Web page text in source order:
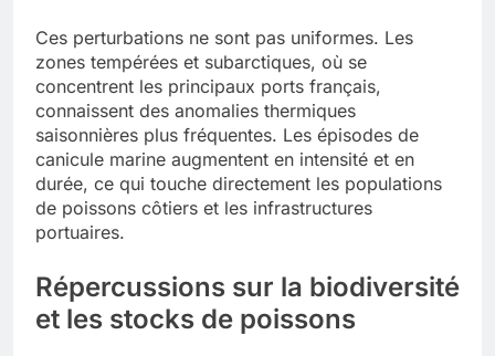
Ces perturbations ne sont pas uniformes. Les
zones tempérées et subarctiques, où se
concentrent les principaux ports français,
connaissent des anomalies thermiques
saisonnières plus fréquentes. Les épisodes de
canicule marine augmentent en intensité et en
durée, ce qui touche directement les populations
de poissons côtiers et les infrastructures
portuaires.
Répercussions sur la biodiversité
et les stocks de poissons